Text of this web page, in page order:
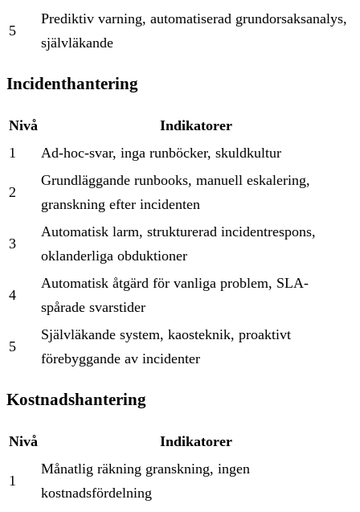
5
Prediktiv varning, automatiserad grundorsaksanalys,
självläkande
Incidenthantering
Nivå
Indikatorer
1
Ad-hoc-svar, inga runböcker, skuldkultur
2
Grundläggande runbooks, manuell eskalering,
granskning efter incidenten
3
Automatisk larm, strukturerad incidentrespons,
oklanderliga obduktioner
4
Automatisk åtgärd för vanliga problem, SLA-
spårade svarstider
5
Självläkande system, kaosteknik, proaktivt
förebyggande av incidenter
Kostnadshantering
Nivå Indikatorer
1
Månatlig räkning granskning, ingen
kostnadsfördelning